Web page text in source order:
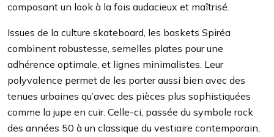
composant un look à la fois audacieux et maîtrisé.
Issues de la culture skateboard, les baskets Spiréa
combinent robustesse, semelles plates pour une
adhérence optimale, et lignes minimalistes. Leur
polyvalence permet de les porter aussi bien avec des
tenues urbaines qu’avec des pièces plus sophistiquées
comme la jupe en cuir. Celle-ci, passée du symbole rock
des années 50 à un classique du vestiaire contemporain,